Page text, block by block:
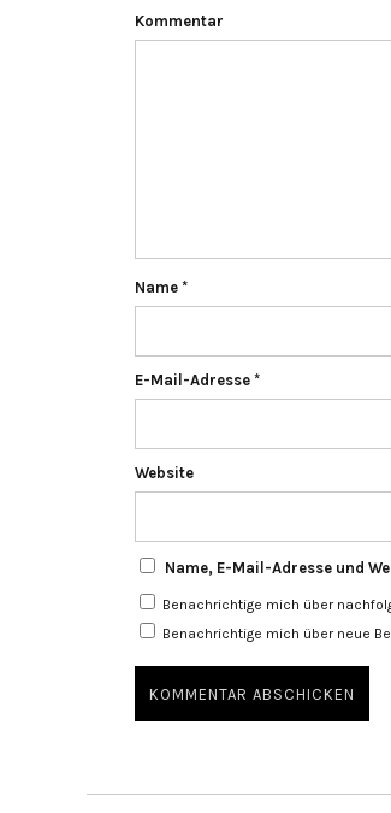
Kommentar
Name *
E-Mail-Adresse *
Website
Name, E-Mail-Adresse und
Benachrichtige mich über
Benachrichtige mich über neue